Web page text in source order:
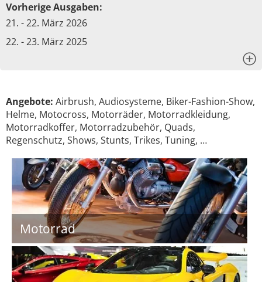
Vorherige Ausgaben:
21. - 22. März 2026
22. - 23. März 2025
Angebote: Airbrush, Audiosysteme, Biker-Fashion-Show,
Helme, Motocross, Motorräder, Motorradkleidung,
Motorradkoffer, Motorradzubehör, Quads,
Regenschutz, Shows, Stunts, Trikes, Tuning, …
Motorrad